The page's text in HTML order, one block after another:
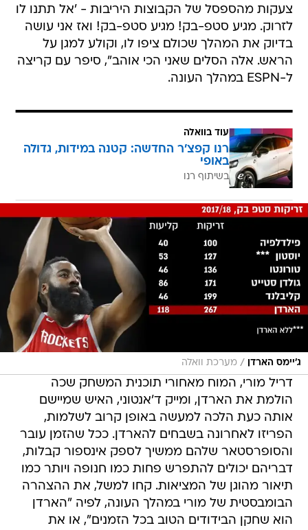
צעקות מהספסל של הקבוצות היריבות - 'אל תתנו לו
לזרוק. מגיע סטפ-בק! מגיע סטפ-בק! ואז אני עושה
בדיוק את המהלך שכולם ציפו לו, וקולע למגן על
הראש. אלה הסלים שאני הכי אוהב", סיפר עם קריצה
ל-ESPN במהלך העונה.
עוד בוואלה
רנו קפצ'ר החדשה: קטנה במידות, גדולה
באופי
בשיתוף רנו
ג'יימס הארדן / מערכת וואלה
דריל מורי, המוח מאחורי תוכנית המשחק שכה
הולמת את הארדן, ומייק ד'אנטוני, האיש שמיישם
אותה כעת הלכה למעשה באופן קרוב לשלמות,
הפריזו לאחרונה בשבחים להארדן. ככל שהזמן עובר
והסופרסטאר שלהם ממשיך לספק אינספור קבלות,
דבריהם יכולים להתפרש פחות כמו חנופה ויותר כמו
תיאור מהוגן של המציאות. קחו למשל, את ההצהרה
הבומבסטית של מורי במהלך העונה, לפיה "הארדן
הוא שחקן הבידודים הטוב בכל הזמנים", או את